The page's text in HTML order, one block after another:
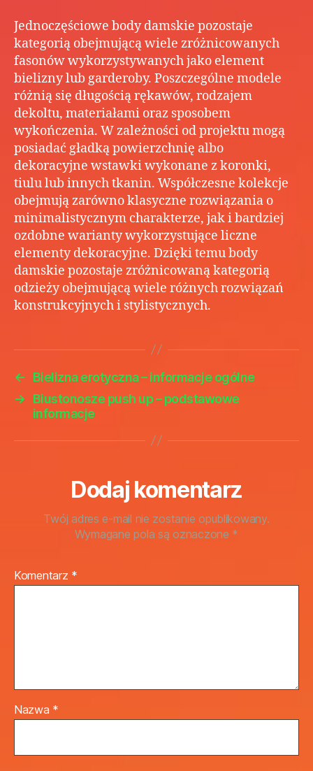
Jednoczęściowe body damskie pozostaje
kategorią obejmującą wiele zróżnicowanych
fasonów wykorzystywanych jako element
bielizny lub garderoby. Poszczególne modele
różnią się długością rękawów, rodzajem
dekoltu, materiałami oraz sposobem
wykończenia. W zależności od projektu mogą
posiadać gładką powierzchnię albo
dekoracyjne wstawki wykonane z koronki,
tiulu lub innych tkanin. Współczesne kolekcje
obejmują zarówno klasyczne rozwiązania o
minimalistycznym charakterze, jak i bardziej
ozdobne warianty wykorzystujące liczne
elementy dekoracyjne. Dzięki temu body
damskie pozostaje zróżnicowaną kategorią
odzieży obejmującą wiele różnych rozwiązań
konstrukcyjnych i stylistycznych.
←
Bielizna erotyczna – informacje ogólne
→
Biustonosze push up – podstawowe
informacje
Dodaj komentarz
Twój adres e-mail nie zostanie opublikowany.
Wymagane pola są oznaczone *
Komentarz *
Nazwa *